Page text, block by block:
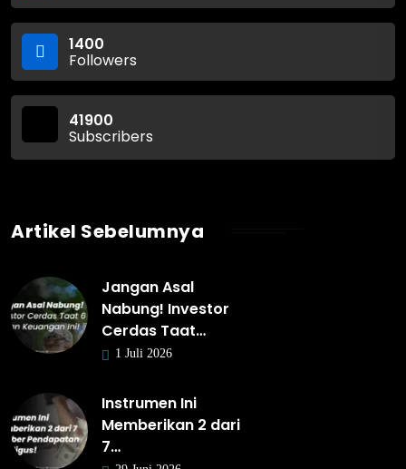
1400
Followers
41900
Subscribers
Artikel Sebelumnya
Jangan Asal
Nabung! Investor
Cerdas Taat…
1 Juli 2026
Instrumen Ini
Memberikan 2 dari
7…